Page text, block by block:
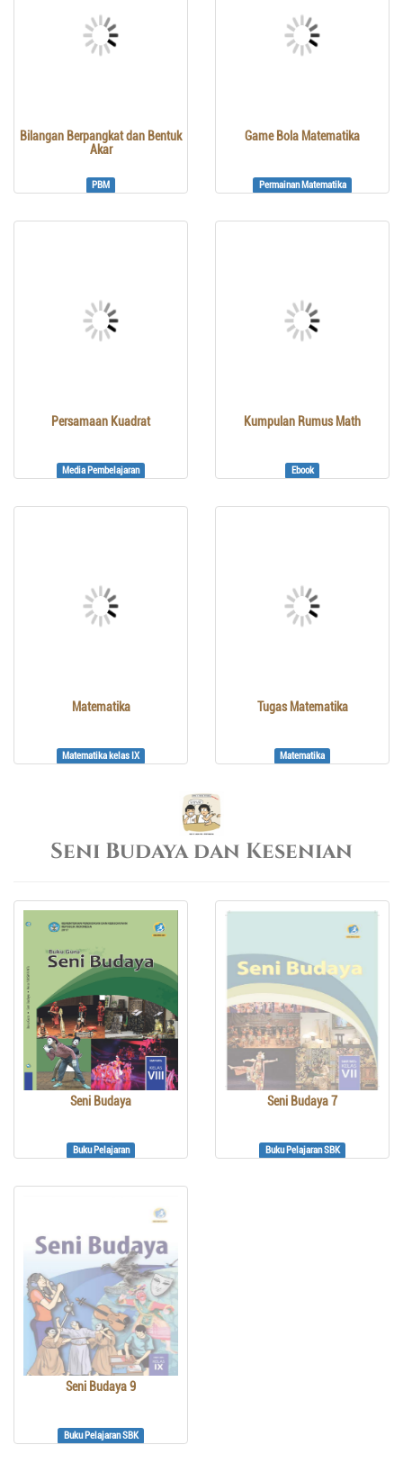
Bilangan Berpangkat dan Bentuk
Akar
PBM
Game Bola Matematika
Permainan Matematika
Persamaan Kuadrat
Media Pembelajaran
Kumpulan Rumus Math
Ebook
Matematika
Matematika kelas IX
Tugas Matematika
Matematika
Seni Budaya dan Kesenian
Seni Budaya
Buku Pelajaran
Seni Budaya 7
Buku Pelajaran SBK
Seni Budaya 9
Buku Pelajaran SBK